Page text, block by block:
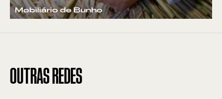
Mobiliário de Bunho
OUTRAS REDES